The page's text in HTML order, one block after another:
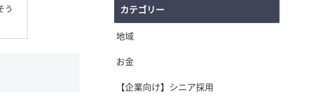
う
カテゴリー
地域
お金
【企業向け】シニア採用